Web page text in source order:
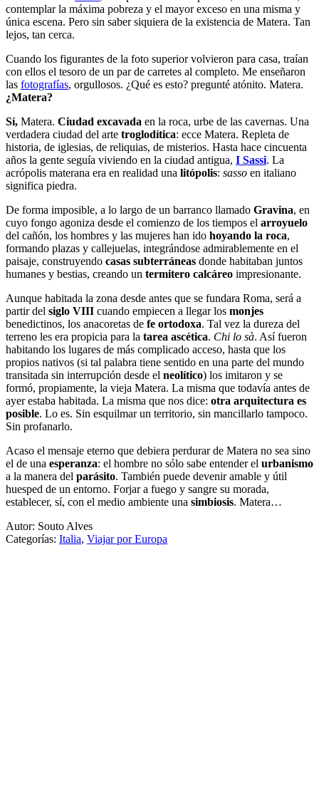
contemplar la máxima pobreza y el mayor exceso en una misma y
única escena. Pero sin saber siquiera de la existencia de Matera. Tan
lejos, tan cerca.
Cuando los figurantes de la foto superior volvieron para casa, traían
con ellos el tesoro de un par de carretes al completo. Me enseñaron
las fotografías, orgullosos. ¿Qué es esto? pregunté atónito. Matera.
¿Matera?
Sí, Matera. Ciudad excavada en la roca, urbe de las cavernas. Una
verdadera ciudad del arte troglodítica: ecce Matera. Repleta de
historia, de iglesias, de reliquias, de misterios. Hasta hace cincuenta
años la gente seguía viviendo en la ciudad antigua, I Sassi. La
acrópolis materana era en realidad una litópolis: sasso en italiano
significa piedra.
De forma imposible, a lo largo de un barranco llamado Gravina, en
cuyo fongo agoniza desde el comienzo de los tiempos el arroyuelo
del cañón, los hombres y las mujeres han ido hoyando la roca,
formando plazas y callejuelas, integrándose admirablemente en el
paisaje, construyendo casas subterráneas donde habitaban juntos
humanes y bestias, creando un termitero calcáreo impresionante.
Aunque habitada la zona desde antes que se fundara Roma, será a
partir del siglo VIII cuando empiecen a llegar los monjes
benedictinos, los anacoretas de fe ortodoxa. Tal vez la dureza del
terreno les era propicia para la tarea ascética. Chi lo sà. Así fueron
habitando los lugares de más complicado acceso, hasta que los
propios nativos (si tal palabra tiene sentido en una parte del mundo
transitada sin interrupción desde el neolítico) los imitaron y se
formó, propiamente, la vieja Matera. La misma que todavía antes de
ayer estaba habitada. La misma que nos dice: otra arquitectura es
posible. Lo es. Sin esquilmar un territorio, sin mancillarlo tampoco.
Sin profanarlo.
Acaso el mensaje eterno que debiera perdurar de Matera no sea sino
el de una esperanza: el hombre no sólo sabe entender el urbanismo
a la manera del parásito. También puede devenir amable y útil
huesped de un entorno. Forjar a fuego y sangre su morada,
establecer, sí, con el medio ambiente una simbiosis. Matera…
Autor: Souto Alves
Categorías: Italia, Viajar por Europa